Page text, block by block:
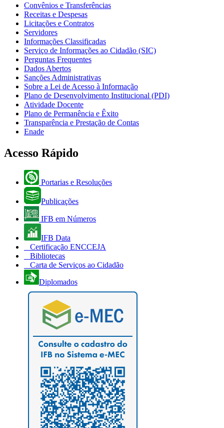
Convênios e Transferências
Receitas e Despesas
Licitações e Contratos
Servidores
Informações Classificadas
Serviço de Informações ao Cidadão (SIC)
Perguntas Frequentes
Dados Abertos
Sanções Administrativas
Sobre a Lei de Acesso à Informação
Plano de Desenvolvimento Institucional (PDI)
Atividade Docente
Plano de Permanência e Êxito
Transparência e Prestação de Contas
Enade
Acesso Rápido
Portarias e Resoluções
Publicações
IFB em Números
IFB Data
Certificação ENCCEJA
Bibliotecas
Carta de Serviços ao Cidadão
Diplomados